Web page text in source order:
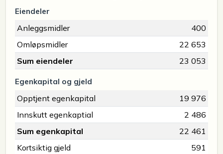
Eiendeler
Anleggsmidler
400
Omløpsmidler
22 653
Sum eiendeler
23 053
Egenkapital og gjeld
Opptjent egenkapital
19 976
Innskutt egenkaptial
2 486
Sum egenkapital
22 461
Kortsiktig gjeld
591